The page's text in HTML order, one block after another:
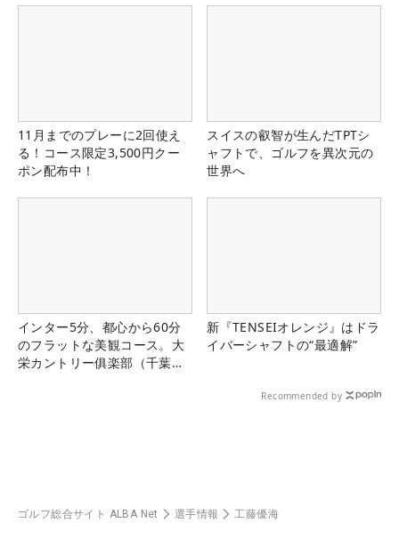
11月までのプレーに2回使え
る！コース限定3,500円クー
ポン配布中！
スイスの叡智が生んだTPTシ
ャフトで、ゴルフを異次元の
世界へ
インター5分、都心から60分
のフラットな美観コース。大
栄カントリー俱楽部（千葉
新『TENSEIオレンジ』はドラ
イバーシャフトの“最適解”
Recommended by
ゴルフ総合サイト ALBA Net 選手情報 工藤優海